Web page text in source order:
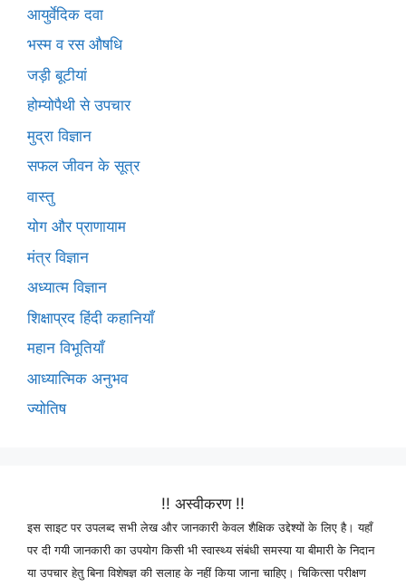
आयुर्वेदिक दवा
भस्म व रस औषधि
जड़ी बूटीयां
होम्योपैथी से उपचार
मुद्रा विज्ञान
सफल जीवन के सूत्र
वास्तु
योग और प्राणायाम
मंत्र विज्ञान
अध्यात्म विज्ञान
शिक्षाप्रद हिंदी कहानियाँ
महान विभूतियाँ
आध्यात्मिक अनुभव
ज्योतिष
!! अस्वीकरण !!
इस साइट पर उपलब्द सभी लेख और जानकारी केवल शैक्षिक उद्देश्यों के लिए है। यहाँ
पर दी गयी जानकारी का उपयोग किसी भी स्वास्थ्य संबंधी समस्या या बीमारी के निदान
या उपचार हेतु बिना विशेषज्ञ की सलाह के नहीं किया जाना चाहिए। चिकित्सा परीक्षण